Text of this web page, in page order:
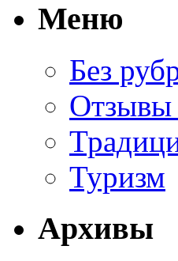
Меню
Без
Туризм
Архивы